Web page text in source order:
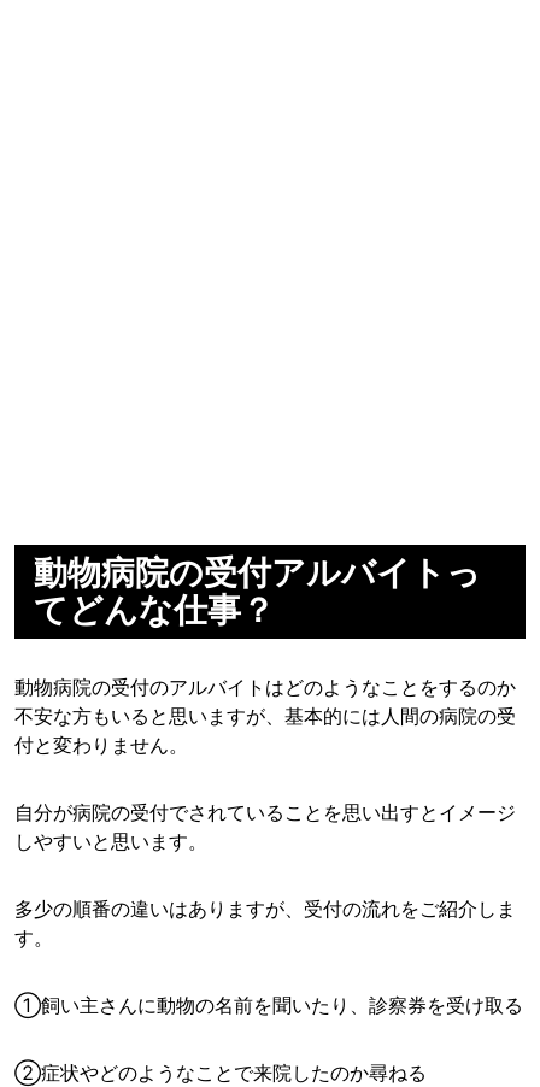
動物病院の受付アルバイトっ
てどんな仕事？
動物病院の受付のアルバイトはどのようなことをするのか
不安な方もいると思いますが、基本的には人間の病院の受
付と変わりません。
自分が病院の受付でされていることを思い出すとイメージ
しやすいと思います。
多少の順番の違いはありますが、受付の流れをご紹介しま
す。
①飼い主さんに動物の名前を聞いたり、診察券を受け取る
②症状やどのようなことで来院したのか尋ねる